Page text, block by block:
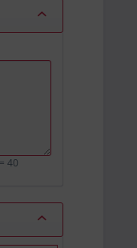
40